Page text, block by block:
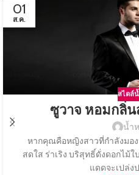
01
ส.ค.
สไตล์
ซูวาจ หอมกลิ่
น้ำ
หากคุณคือหญิงสาวที่กำลังมอ
สดใส ร่าเริง บริสุทธิ์ดั่งดอกไม้
แดดจะเปล่ง